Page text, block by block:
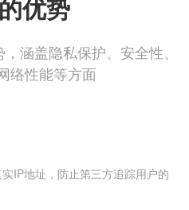
优势
涵盖隐私保护、安全性、
络性能等方面
IP地址，防止第三方追踪用户的